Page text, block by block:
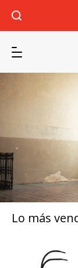
Ver
Lo más